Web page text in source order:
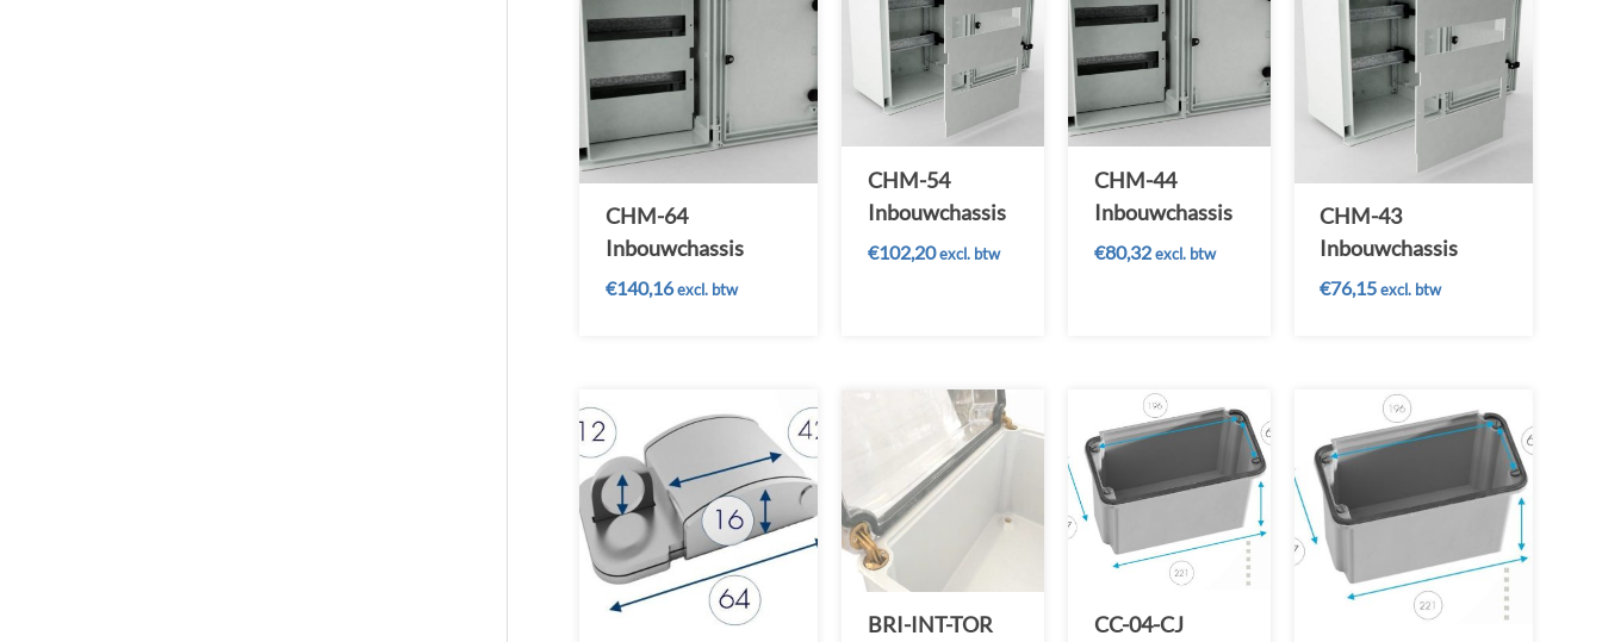
CHM-64
Inbouwchassis
€140,16 excl. btw
CHM-54
Inbouwchassis
€102,20 excl. btw
CHM-44
Inbouwchassis
€80,32 excl. btw
CHM-43
Inbouwchassis
€76,15 excl. btw
BRI-INT-TOR
CC-04-CJ